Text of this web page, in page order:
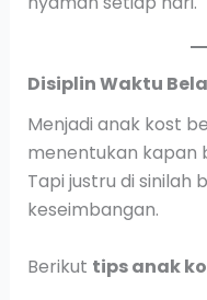
Disiplin Waktu
Menjadi anak kost
menentukan kapan
Tapi justru di sinilah
keseimbangan.
Berikut tips anak